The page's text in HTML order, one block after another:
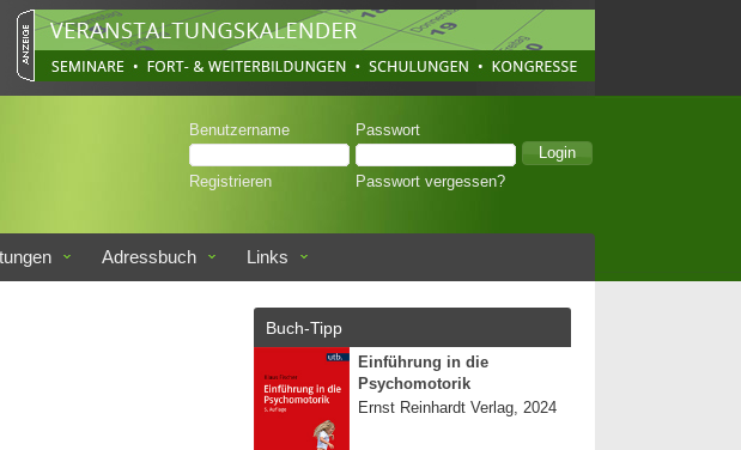
Benutzername Passwort
Registrieren Passwort vergessen?
Adressbuch Links
Buch-Tipp
Einführung in die
Psychomotorik
Ernst Reinhardt Verlag, 2024